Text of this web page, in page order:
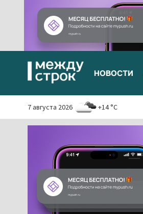
НОВОСТИ
7 августа 2026 +14 °C